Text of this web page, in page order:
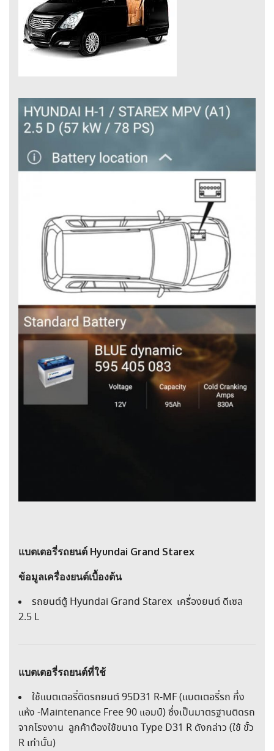
แบตเตอรี่รถยนต์ Hyundai Grand Starex
ข้อมูลเครื่องยนต์เบื้องต้น
รถยนต์ตู้ Hyundai Grand Starex เครื่องยนต์ ดีเซล
2.5 L
แบตเตอรี่รถยนต์ที่ใช้
ใช้แบตเตอรี่ติดรถยนต์ 95D31 R-MF (แบตเตอรี่รถ กึ่ง
แห้ง -Maintenance Free 90 แอมป์) ซึ่งเป็นมาตรฐานติดรถ
จากโรงงาน ลูกค้าต้องใช้ขนาด Type D31 R ดังกล่าว (ใช้ ขั้ว
R เท่านั้น)